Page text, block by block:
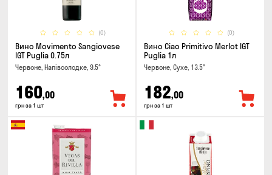
(0)
Вино Movimento Sangiovese
IGT Puglia 0.75л
Червоне, Напівсолодке, 9.5°
160,00
грн за 1 шт
(0)
Вино Ciao Primitivo Merlot IGT
Puglia 1л
Червоне, Сухе, 13.5°
182,00
грн за 1 шт